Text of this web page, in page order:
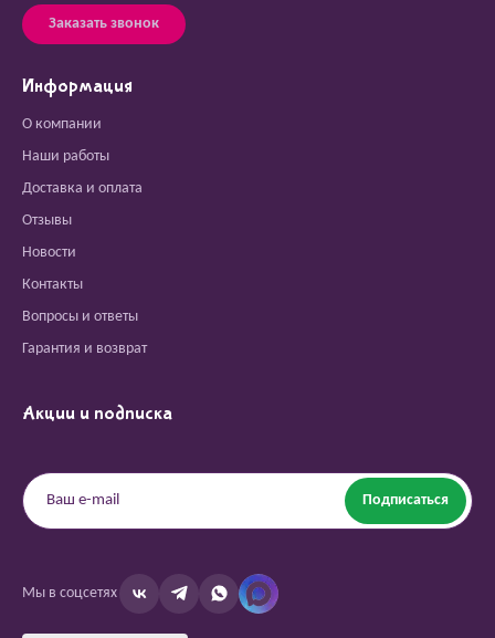
Заказать звонок
Информация
О компании
Наши работы
Доставка и оплата
Отзывы
Новости
Контакты
Вопросы и ответы
Гарантия и возврат
Акции и подписка
Подписаться
Мы в соцсетях